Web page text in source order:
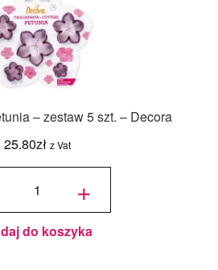
– zestaw 5 szt. – Decora
25.80zł z Vat
5 szt. +
do koszyka